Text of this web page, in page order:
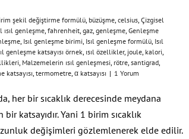
şekil değiştirme formülü büzüşme celsius Çizgisel
ısıl genleşme fahrenheit gaz genleşme Genleşme
Isıl genleşme birimi Isıl genleşme formülü Isıl
genleşme katsayısı örnek ısıl özellikler, joule kalori
Malzemelerin ısıl genleşmesi rötre santigrad
katsayısı termometre α katsayısı | 1 Yorum
her bir sıcaklık derecesinde meydana
katsayıdır. Yani 1 birim sıcaklık
değişimleri gözlemlenerek elde edilir.